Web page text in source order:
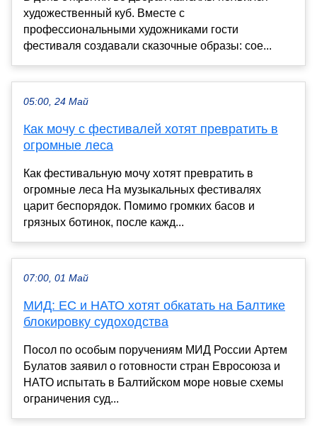
художественный куб. Вместе с
профессиональными художниками гости
фестиваля создавали сказочные образы: сое...
05:00, 24 Май
Как мочу с фестивалей хотят превратить в
огромные леса
Как фестивальную мочу хотят превратить в
огромные леса На музыкальных фестивалях
царит беспорядок. Помимо громких басов и
грязных ботинок, после кажд...
07:00, 01 Май
МИД: ЕС и НАТО хотят обкатать на Балтике
блокировку судоходства
Посол по особым поручениям МИД России Артем
Булатов заявил о готовности стран Евросоюза и
НАТО испытать в Балтийском море новые схемы
ограничения суд...